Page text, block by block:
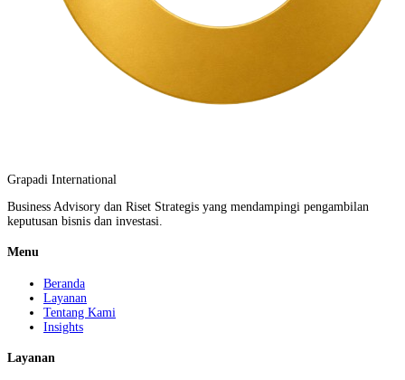
Grapadi International
Business Advisory dan Riset Strategis yang mendampingi pengambilan
keputusan bisnis dan investasi.
Menu
Beranda
Layanan
Tentang Kami
Insights
Layanan